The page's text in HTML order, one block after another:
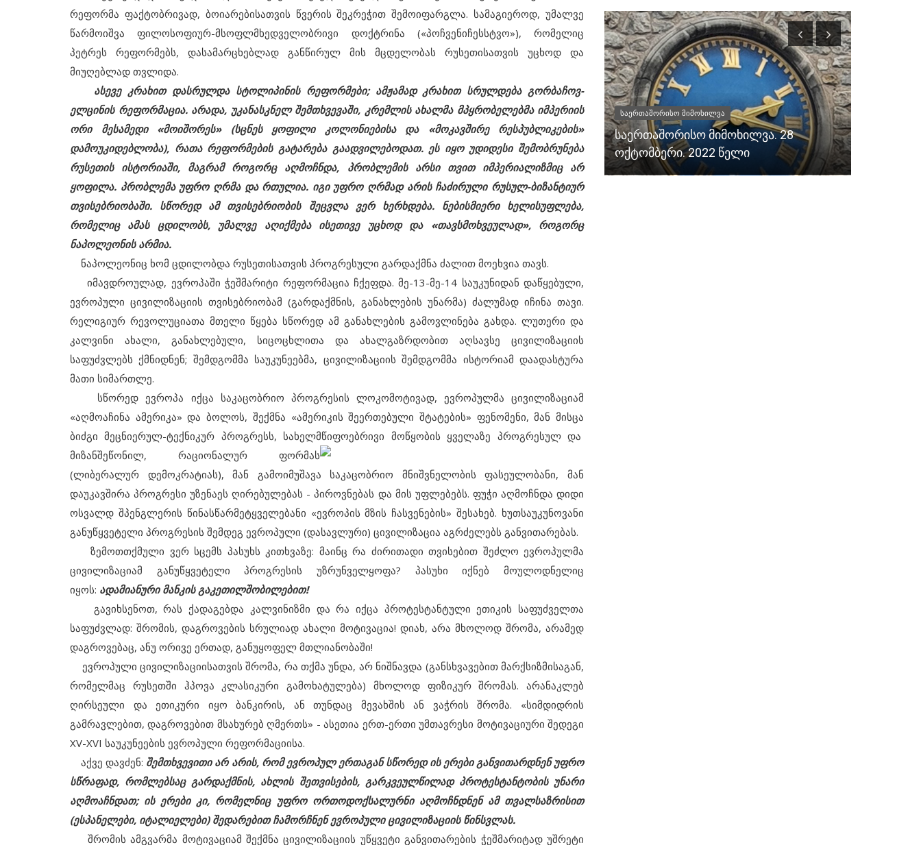
რეფორმა ფაქტობრივად, ბოიარებისათვის წვერის შეკრეჭით შემოიფარგლა. სამაგიეროდ, უმალვე
წარმოიშვა ფილოსოფიურ-მსოფლმხედველობრივი დოქტრინა («პოჩვენიჩესსტვო»), რომელიც
პეტრეს რეფორმებს, დასამარცხებლად განწირულ მის მცდელობას რუსეთისათვის უცხოდ და
მიუღებლად თვლიდა.
ასევე კრახით დასრულდა სტოლიპინის რეფორმები; ამჟამად კრახით სრულდება გორბაჩოვ-
ელცინის რეფორმაცია. არადა, უკანასკნელ შემთხვევაში, კრემლის ახალმა მპყრობელებმა იმპერიის
ორი მესამედი «მოიშორეს» (სცნეს ყოფილი კოლონიებისა და «მოკავშირე რესპუბლიკების»
დამოუკიდებლობა), რათა რეფორმების გატარება გაადვილებოდათ. ეს იყო უდიდესი შემობრუნება
რუსეთის ისტორიაში, მაგრამ როგორც აღმოჩნდა, პრობლემის არსი თვით იმპერიალიზმიც არ
ყოფილა. პრობლემა უფრო ღრმა და რთულია. იგი უფრო ღრმად არის ჩაძირული რუსულ-ბიზანტიურ
თვისებრიობაში. სწორედ ამ თვისებრიობის შეცვლა ვერ ხერხდება. ნებისმიერი ხელისუფლება,
რომელიც ამას ცდილობს, უმალვე აღიქმება ისეთივე უცხოდ და «თავსმოხვეულად», როგორც
ნაპოლეონის არმია.
ნაპოლეონიც ხომ ცდილობდა რუსეთისათვის პროგრესული გარდაქმნა ძალით მოეხვია თავს.
იმავდროულად, ევროპაში ჭეშმარიტი რეფორმაცია ჩქეფდა. მე-13-მე-14 საუკუნიდან დაწყებული,
ევროპული ცივილიზაციის თვისებრიობამ (გარდაქმნის, განახლების უნარმა) ძალუმად იჩინა თავი.
რელიგიურ რევოლუციათა მთელი წყება სწორედ ამ განახლების გამოვლინება გახდა. ლუთერი და
კალვინი ახალი, განახლებული, სიცოცხლითა და ახალგაზრდობით აღსავსე ცივილიზაციის
საფუძვლებს ქმნიდნენ; შემდგომმა საუკუნეებმა, ცივილიზაციის შემდგომმა ისტორიამ დაადასტურა
მათი სიმართლე.
სწორედ ევროპა იქცა საკაცობრიო პროგრესის ლოკომოტივად, ევროპულმა ცივილიზაციამ
«აღმოაჩინა ამერიკა» და ბოლოს, შექმნა «ამერიკის შეერთებული შტატების» ფენომენი, მან მისცა
ბიძგი მეცნიერულ-ტექნიკურ პროგრესს, სახელმწიფოებრივი მოწყობის ყველაზე პროგრესულ და
მიზანშეწონილ, რაციონალურ ფორმას
(ლიბერალურ დემოკრატიას), მან გამოიმუშავა საკაცობრიო მნიშვნელობის ფასეულობანი, მან
დაუკავშირა პროგრესი უზენაეს ღირებულებას - პიროვნებას და მის უფლებებს. ფუჭი აღმოჩნდა დიდი
ოსვალდ შპენგლერის წინასწარმეტყველებანი «ევროპის მზის ჩასვენების» შესახებ. ხუთსაუკუნოვანი
განუწყვეტელი პროგრესის შემდეგ ევროპული (დასავლური) ცივილიზაცია აგრძელებს განვითარებას.
ზემოთთქმული ვერ სცემს პასუხს კითხვაზე: მაინც რა ძირითადი თვისებით შეძლო ევროპულმა
ცივილიზაციამ განუწყვეტელი პროგრესის უზრუნველყოფა? პასუხი იქნებ მოულოდნელიც
იყოს: ადამიანური მანკის გაკეთილშობილებით!
გავიხსენოთ, რას ქადაგებდა კალვინიზმი და რა იქცა პროტესტანტული ეთიკის საფუძველთა
საფუძვლად: შრომის, დაგროვების სრულიად ახალი მოტივაცია! დიახ, არა მხოლოდ შრომა, არამედ
დაგროვებაც, ანუ ორივე ერთად, განუყოფელ მთლიანობაში!
ევროპული ცივილიზაციისათვის შრომა, რა თქმა უნდა, არ ნიშნავდა (განსხვავებით მარქსიზმისაგან,
რომელმაც რუსეთში ჰპოვა კლასიკური გამოხატულება) მხოლოდ ფიზიკურ შრომას. არანაკლებ
ღირსეული და ეთიკური იყო ბანკირის, ან თუნდაც მევახშის ან ვაჭრის შრომა. «სიმდიდრის
გამრავლებით, დაგროვებით მსახურებ ღმერთს» - ასეთია ერთ-ერთი უმთავრესი მოტივაციური შედეგი
XV-XVI საუკუნეების ევროპული რეფორმაციისა.
აქვე დავძენ: შემთხვევითი არ არის, რომ ევროპულ ერთაგან სწორედ ის ერები განვითარდნენ უფრო
სწრაფად, რომლებსაც გარდაქმნის, ახლის შეთვისების, გარკვეულწილად პროტესტანტობის უნარი
აღმოაჩნდათ; ის ერები კი, რომელნიც უფრო ორთოდოქსალურნი აღმოჩნდნენ ამ თვალსაზრისით
(ესპანელები, იტალიელები) შედარებით ჩამორჩნენ ევროპული ცივილიზაციის წინსვლას.
შრომის ამგვარმა მოტივაციამ შექმნა ცივილიზაციის უწყვეტი განვითარების ჭეშმარიტად უშრეტი
1997
ხანგრძლივი ხვეწნა-მუდარის შემდეგ
ელცინმა იაკუშევი შეცვალა.
მიმდინარე მოვლენები
უკრაინული „მიშა“
საერთაშორისო მიმოხილვა
საერთაშორისო მიმოხილვა. 28
ოქტომბერი. 2022 წელი